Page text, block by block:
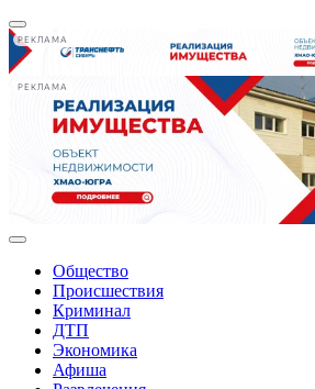
РЕКЛАМА
РЕКЛАМА
Общество
Происшествия
Криминал
ДТП
Экономика
Афиша